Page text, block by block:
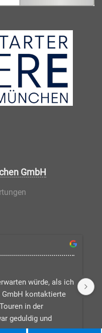
GmbH
würde, als ich
GmbH kontaktierte
in der
geduldig und
während er eine